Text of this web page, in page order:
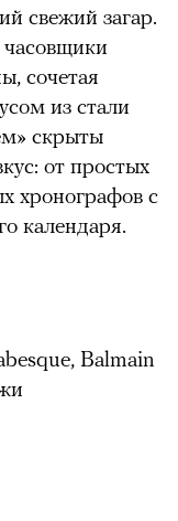
свежий загар.
сочетая
из стали
скрыты
от простых
хронографов с
календаря.
Balmain